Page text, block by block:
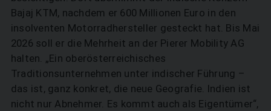
Bajaj KTM, nachdem er 600 Millionen Euro in den
insolventen Motorradhersteller gesteckt hat. Bis Mai
2026 soll er die Mehrheit an der Pierer Mobility AG
halten. „Ein oberösterreichisches
Traditionsunternehmen unter indischer Führung –
das ist, ganz konkret, die neue Geografie. Indien ist
nicht nur Abnehmer. Es kommt auch als Eigentümer“,